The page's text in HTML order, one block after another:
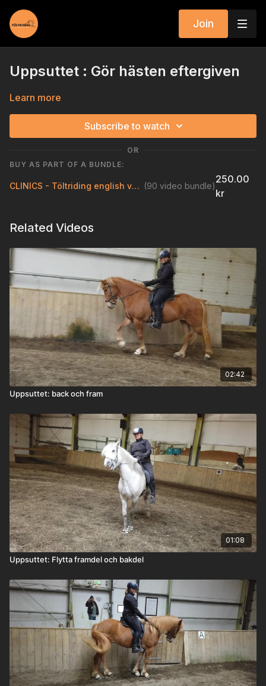
Join
Uppsuttet : Gör hästen eftergiven
Learn more
Subscribe to watch
OR
BUY AS PART OF A BUNDLE:
CLINICS - Töltriding english version (90 video bundle)
250.00
kr
Related Videos
02:42
Uppsuttet: back och fram
01:08
Uppsuttet: Flytta framdel och bakdel